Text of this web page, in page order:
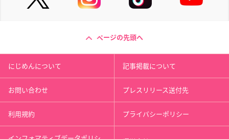
ページの先頭へ
にじめんについて 記事掲載について
お問い合わせ プレスリリース送付先
利用規約 プライバシーポリシー